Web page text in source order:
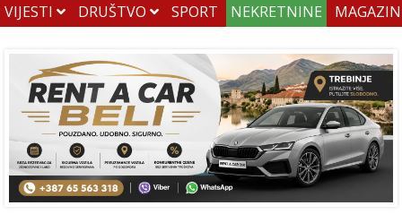
VIJESTI DRUŠTVO SPORT NEKRETNINE